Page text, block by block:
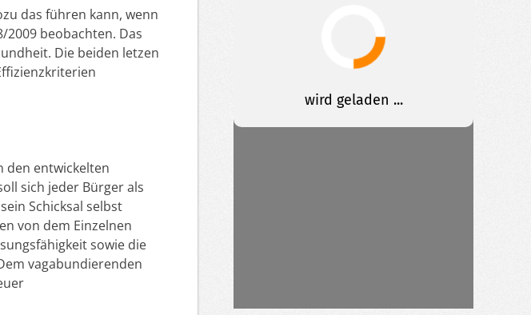
das führen kann, wenn
2009 beobachten. Das
Die beiden letzen
den entwickelten
sich jeder Bürger als
Schicksal selbst
von dem Einzelnen
sowie die
vagabundierenden